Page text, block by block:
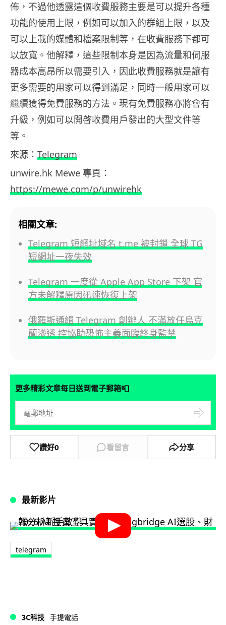
佈，不過他透露這個收費服務主要是可以提升各種
功能的使用上限，例如可以加入的群組上限，以及
可以上載的媒體和檔案限制等，在收費服務下都可
以放寬。他解釋，這些限制本身是因為流量和伺服
器成本高昂所以需要引入，因此收費服務就是讓有
更多需要的用家可以得到滿足，同時一般用家可以
繼續獲得免費服務的方法。現有免費服務亦將會有
升級，例如可以開啓收費用戶發出的大型文件等
等。
來源： Telegram
unwire.hk Mewe 專頁：
https://mewe.com/p/unwirehk
相關文章:
Telegram 短網址域名 t.me 被封鎖 全球 TG
短網址一夜失效
Telegram 一度從 Apple App Store 下架 官
方未解釋原因迅速恢復上架
俄羅斯通緝 Telegram 創辦人 不滿放任烏克
蘭滲透 控協助恐怖主義面臨終身監禁
更多精彩文章每日送到電子郵箱📮
讚好0 看留言 分享
最新影片
telegram
3C科技 手提電話